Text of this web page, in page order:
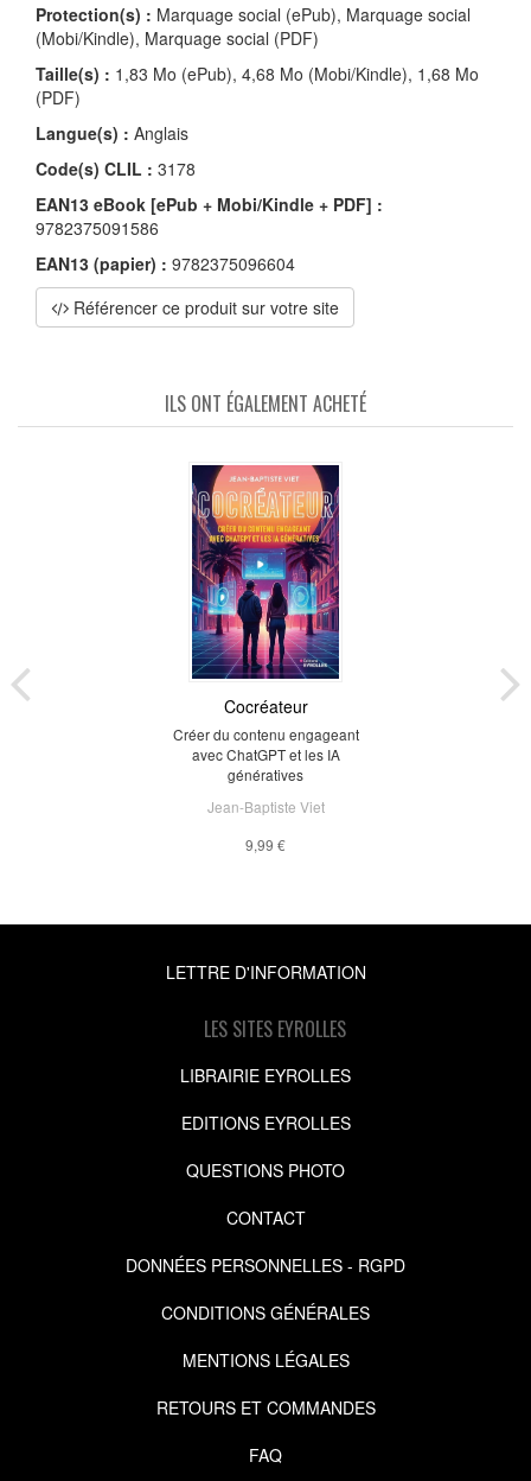
Protection(s) : Marquage social (ePub), Marquage social
(Mobi/Kindle), Marquage social (PDF)
Taille(s) : 1,83 Mo (ePub), 4,68 Mo (Mobi/Kindle), 1,68 Mo
(PDF)
Langue(s) : Anglais
Code(s) CLIL : 3178
EAN13 eBook [ePub + Mobi/Kindle + PDF] :
9782375091586
EAN13 (papier) : 9782375096604
Référencer ce produit sur votre site
ILS ONT ÉGALEMENT ACHETÉ
Cocréateur
Créer du contenu engageant
avec ChatGPT et les IA
génératives
Jean-Baptiste Viet
9,99 €
LETTRE D'INFORMATION
LES SITES EYROLLES
LIBRAIRIE EYROLLES
EDITIONS EYROLLES
QUESTIONS PHOTO
CONTACT
DONNÉES PERSONNELLES - RGPD
CONDITIONS GÉNÉRALES
MENTIONS LÉGALES
RETOURS ET COMMANDES
FAQ